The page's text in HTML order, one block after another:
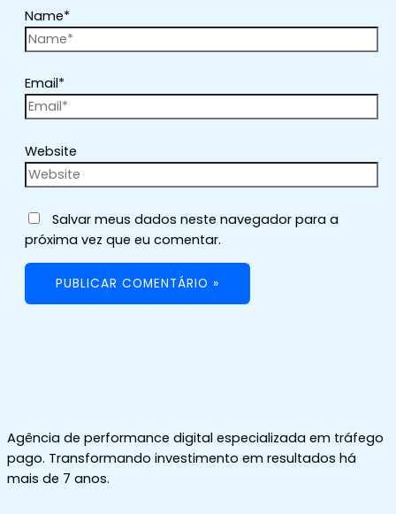
Name*
Email*
Website
Salvar meus dados neste navegador para a
próxima vez que eu comentar.
Agência de performance digital especializada em tráfego
pago. Transformando investimento em resultados há
mais de 7 anos.